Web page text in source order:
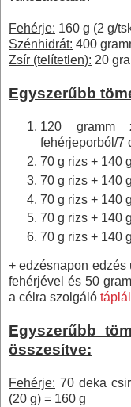
Fehérje: 160 g (2 g/
Szénhidrát: 400
Zsír (telítetlen): 20
Egyszerűbb
120 gramm
fehérjeporból/7
70 g rizs + 140 g
70 g rizs + 140 g
70 g rizs + 140 g
70 g rizs + 140 g
70 g rizs + 140 g
+ edzésnapon edzés
fehérjével és 50
a célra szolgáló
Egyszerűbb
összesítve:
Fehérje: 70 deka
(20 g) = 160 g